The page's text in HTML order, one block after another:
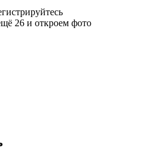
26 и откроем фото